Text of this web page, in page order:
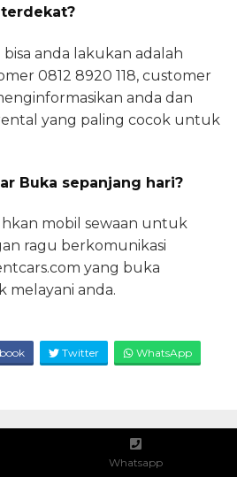
anda lakukan adalah
0812 8920 118, customer
anda dan
yang paling cocok untuk
Buka sepanjang hari?
mobil sewaan untuk
ragu berkomunikasi
yang buka
melayani anda.
Twitter WhatsApp
Harga Sewa Murah Unit Lengkap​
Whatsapp